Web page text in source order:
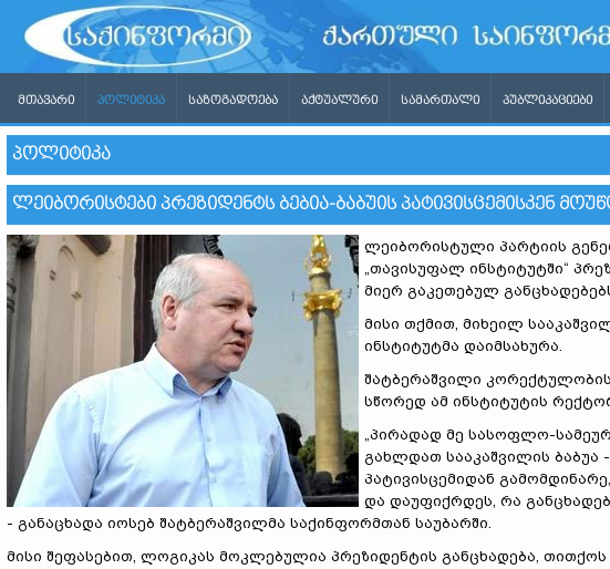
ᲛᲗᲐᲕᲐᲠᲘ ᲞᲝᲚᲘᲢᲘᲙᲐ ᲡᲐᲖᲝᲒᲐᲓᲝᲔᲑᲐ ᲐᲥᲢᲣᲐᲚᲣᲠᲘ ᲡᲐᲛᲐᲠᲗᲐᲚᲘ ᲞᲣᲑᲚᲘᲙᲐᲪᲘᲔᲑᲘ
ᲞᲝᲚᲘᲢᲘᲙᲐ
ᲚᲔᲘᲑᲝᲠᲘᲡᲢᲔᲑᲘ ᲞᲠᲔᲖᲘᲓᲔᲜᲢᲡ ᲑᲔᲑᲘᲐ-ᲑᲐᲑᲣᲘᲡ ᲞᲐᲢᲘᲕᲘᲡᲪᲔᲛᲘᲡᲙᲔᲜ
ლეიბორისტული პარტიის
„თავისუფალ ინსტიტუტში“
მიერ გაკეთებულ
მისი თქმით, მიხეილ
ინსტიტუტმა დაიმსახურა.
შატბერაშვილი
სწორედ ამ ინსტიტუტის
„პირადად მე სასოფლო-
გახლდათ სააკაშვილის ბაბუა
პატივისცემიდან
და დაუფიქრდეს, რა
- განაცხადა იოსებ შატბერაშვილმა საქინფორმთან საუბარში.
მისი შეფასებით, ლოგიკას მოკლებულია პრეზიდენტის განცხადება,